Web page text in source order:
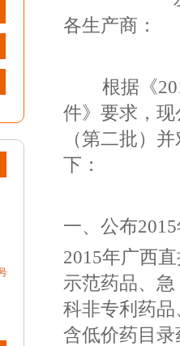
各生产商：
根据《
件》要求，
（第二批）
下：
一、公布
2015年广西
示范药品、
科非专利药
含低价药目